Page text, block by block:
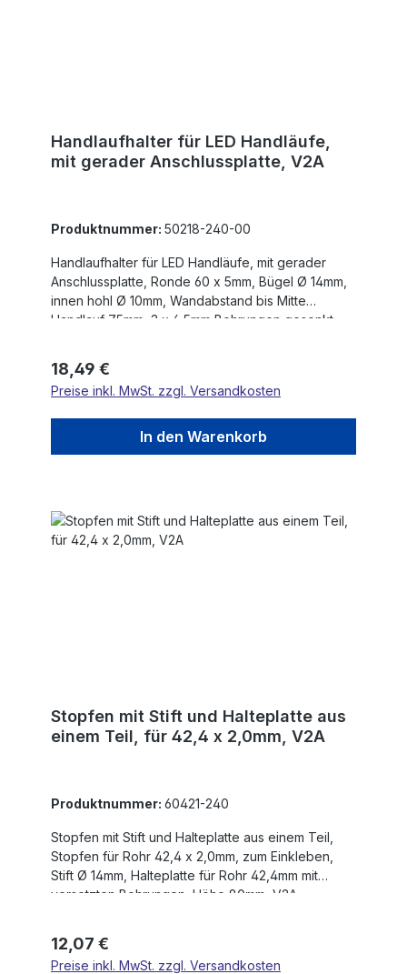
Handlaufhalter für LED Handläufe,
mit gerader Anschlussplatte, V2A
Produktnummer: 50218-240-00
Handlaufhalter für LED Handläufe, mit gerader
Anschlussplatte, Ronde 60 x 5mm, Bügel Ø 14mm,
innen hohl Ø 10mm, Wandabstand bis Mitte
Handlauf 75mm, 3 x 6,5mm Bohrungen gesenkt,
Regulärer Preis:
18,49 €
Preise inkl. MwSt. zzgl. Versandkosten
In den Warenkorb
Stopfen mit Stift und Halteplatte aus
einem Teil, für 42,4 x 2,0mm, V2A
Produktnummer: 60421-240
Stopfen mit Stift und Halteplatte aus einem Teil,
Stopfen für Rohr 42,4 x 2,0mm, zum Einkleben,
Stift Ø 14mm, Halteplatte für Rohr 42,4mm mit
versetzten Bohrungen, Höhe 80mm, V2A
Regulärer Preis:
12,07 €
Preise inkl. MwSt. zzgl. Versandkosten